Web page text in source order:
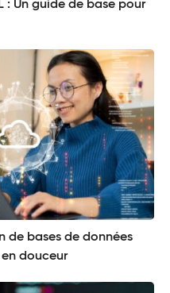
: Un guide de base pour
de bases de données
douceur